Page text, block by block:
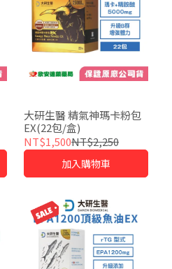
大研生醫 精氣神瑪卡粉包
EX(22包/盒)
NT$1,500NT$2,250
加入購物車